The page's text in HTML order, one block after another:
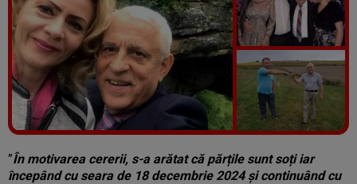
Vezi galeria foto
5 poze
”În motivarea cererii, s-a arătat că părțile sunt soți iar
începând cu seara de 18 decembrie 2024 și continuând cu